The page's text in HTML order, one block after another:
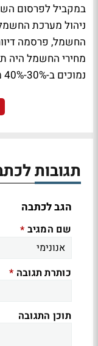
במקביל לפרסום
ניהול מערכת
החשמל, פרסמה
מחירי החשמל היה
נמוכים ב-30%-40% מהמחיר שהיה אמור להיות בפועל.
תגובות
הגב לכתבה
שם המגיב *
כותרת תגובה *
תוכן התגובה